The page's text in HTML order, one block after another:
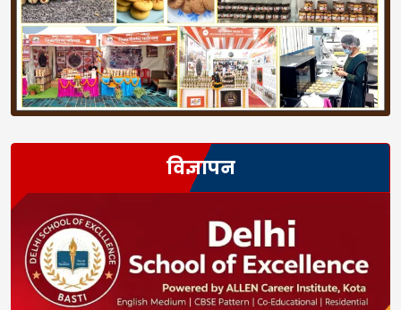
विज्ञापन